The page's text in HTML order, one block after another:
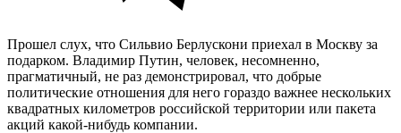
Прошел слух, что Сильвио Берлускони приехал в Москву за
подарком. Владимир Путин, человек, несомненно,
прагматичный, не раз демонстрировал, что добрые
политические отношения для него гораздо важнее нескольких
квадратных километров российской территории или пакета
акций какой-нибудь компании.